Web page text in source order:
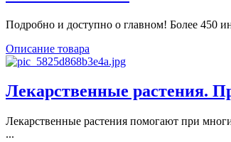
Подробно и доступно о главном! Более 450
Описание товара
Лекарственные растения.
Лекарственные растения помогают при
...